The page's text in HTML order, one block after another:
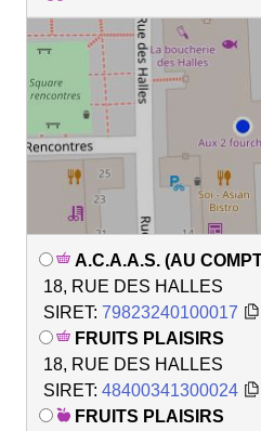
A.C.A.A.S. (AU
18, RUE DES HALLES
SIRET: 79823240100017
FRUITS PLAISIRS
18, RUE DES HALLES
SIRET: 48400341300024
FRUITS PLAISIRS